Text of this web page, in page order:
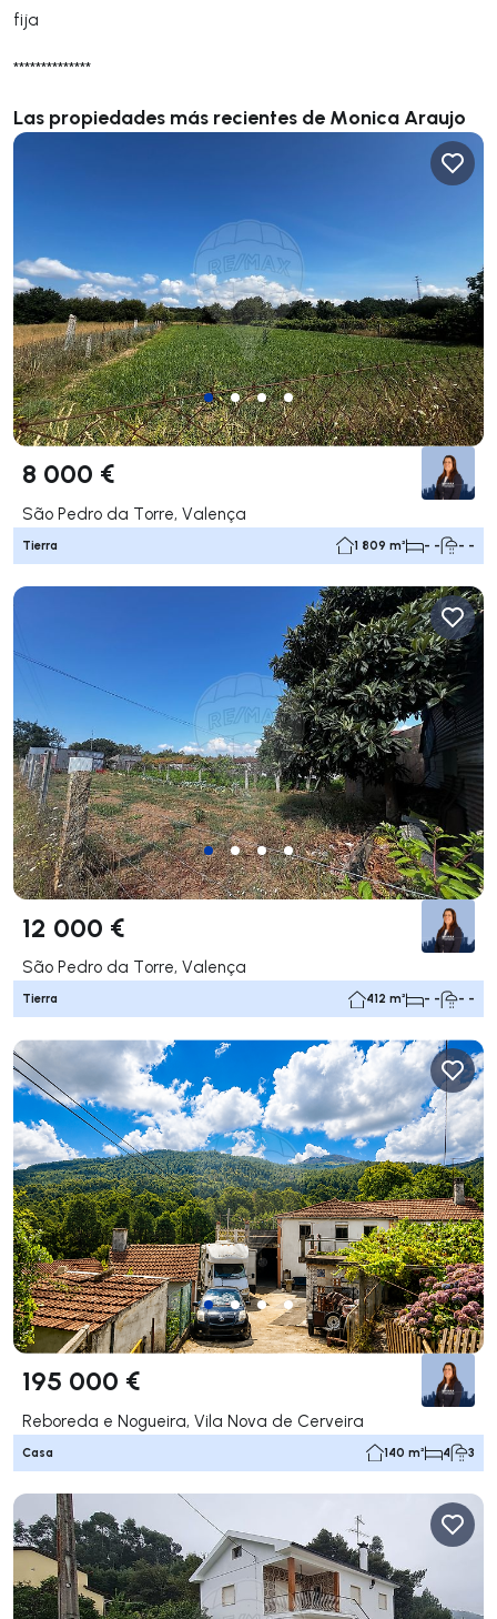
fija
**************
Las propiedades más recientes de Monica Araujo
8 000 €
São Pedro da Torre, Valença
Tierra 1 809 m² - - - -
12 000 €
São Pedro da Torre, Valença
Tierra 412 m² - - - -
195 000 €
Reboreda e Nogueira, Vila Nova de Cerveira
Casa 140 m² 4 3